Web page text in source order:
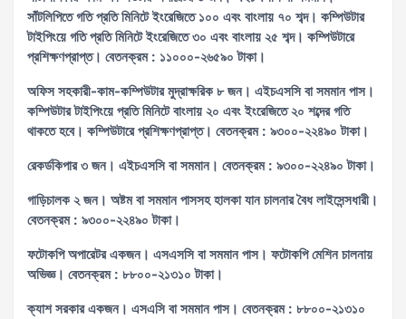
সাঁটলিপিতে গতি প্রতি মিনিটে ইংরেজিতে ১০০ এবং বাংলায় ৭০ শব্দ। কম্পিউটার
টাইপিংয়ে গতি প্রতি মিনিটে ইংরেজিতে ৩০ এবং বাংলায় ২৫ শব্দ। কম্পিউটারে
প্রশিক্ষণপ্রাপ্ত। বেতনক্রম : ১১০০০-২৬৫৯০ টাকা।
অফিস সহকারী-কাম-কম্পিউটার মুদ্রাক্ষরিক ৮ জন। এইচএসসি বা সমমান পাস।
কম্পিউটার টাইপিংয়ে প্রতি মিনিটে বাংলায় ২০ এবং ইংরেজিতে ২০ শব্দের গতি
থাকতে হবে। কম্পিউটারে প্রশিক্ষণপ্রাপ্ত। বেতনক্রম : ৯৩০০-২২৪৯০ টাকা।
রেকর্ডকিপার ৩ জন। এইচএসসি বা সমমান। বেতনক্রম : ৯৩০০-২২৪৯০ টাকা।
গাড়িচালক ২ জন। অষ্টম বা সমমান পাসসহ হালকা যান চালনার বৈধ লাইসেন্সধারী।
বেতনক্রম : ৯৩০০-২২৪৯০ টাকা।
ফটোকপি অপারেটর একজন। এসএসসি বা সমমান পাস। ফটোকপি মেশিন চালনায়
অভিজ্ঞ। বেতনক্রম : ৮৮০০-২১৩১০ টাকা।
ক্যাশ সরকার একজন। এসএসি বা সমমান পাস। বেতনক্রম : ৮৮০০-২১৩১০